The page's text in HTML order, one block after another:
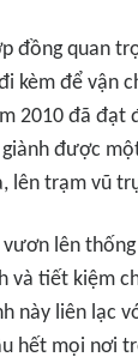
đồng quan
kèm để vận
2010 đã đạt
được
lên trạm vũ
lên
và tiết kiệm
này liên lạc
hết mọi nơi